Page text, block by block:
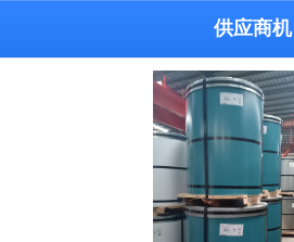
供应商机